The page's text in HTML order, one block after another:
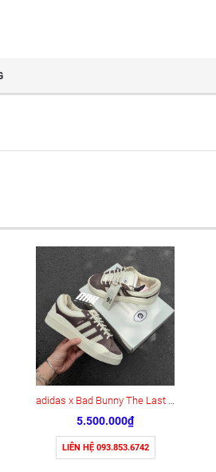
adidas x Bad Bunny The Last Campus (ID2534)
5.500.000₫
LIÊN HỆ 093.853.6742